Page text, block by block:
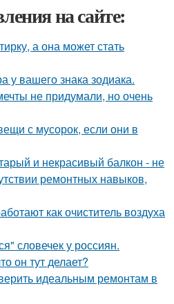
на сайте:
а она может стать
у вашего знака зодиака.
не придумали, но очень
с мусорок, если они в
и некрасивый балкон - не
ремонтных навыков,
как очиститель воздуха
словечек у россиян.
он тут делает?
идеальным ремонтам в